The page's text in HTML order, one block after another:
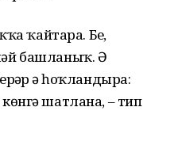
ҡайтара. Беҙ,
башланыҡ. Ә
ҙә һоҡландыра:
шатлана, – тип